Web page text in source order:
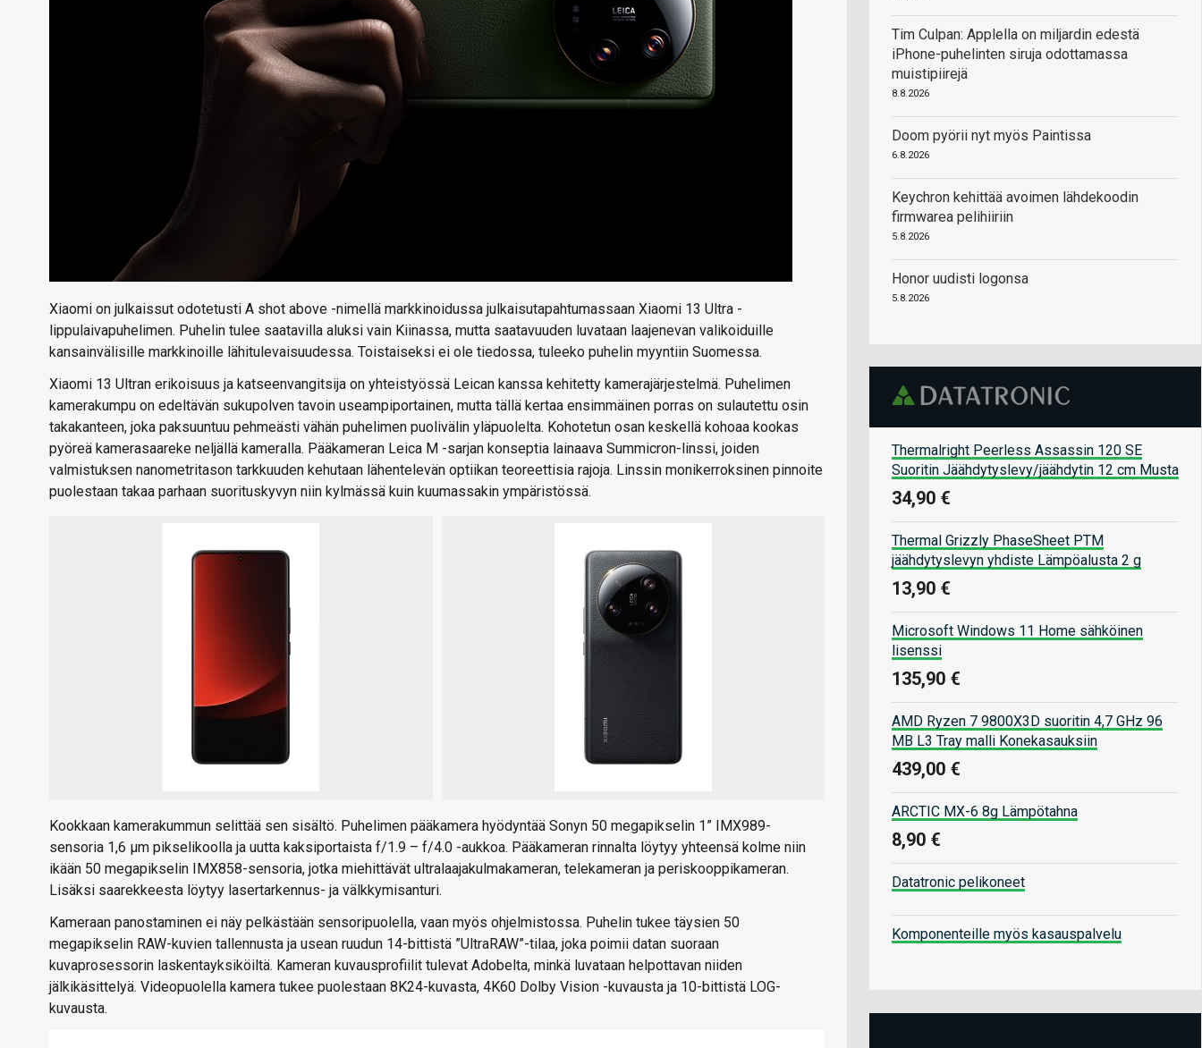
Xiaomi on julkaissut odotetusti A shot above -nimellä markkinoidussa julkaisutapahtumassaan Xiaomi 13 Ultra -
lippulaivapuhelimen. Puhelin tulee saatavilla aluksi vain Kiinassa, mutta saatavuuden luvataan laajenevan valikoiduille
kansainvälisille markkinoille lähitulevaisuudessa. Toistaiseksi ei ole tiedossa, tuleeko puhelin myyntiin Suomessa.
Xiaomi 13 Ultran erikoisuus ja katseenvangitsija on yhteistyössä Leican kanssa kehitetty kamerajärjestelmä. Puhelimen
kamerakumpu on edeltävän sukupolven tavoin useampiportainen, mutta tällä kertaa ensimmäinen porras on sulautettu osin
takakanteen, joka paksuuntuu pehmeästi vähän puhelimen puolivälin yläpuolelta. Kohotetun osan keskellä kohoaa kookas
pyöreä kamerasaareke neljällä kameralla. Pääkameran Leica M -sarjan konseptia lainaava Summicron-linssi, joiden
valmistuksen nanometritason tarkkuuden kehutaan lähentelevän optiikan teoreettisia rajoja. Linssin monikerroksinen pinnoite
puolestaan takaa parhaan suorituskyvyn niin kylmässä kuin kuumassakin ympäristössä.
Kookkaan kamerakummun selittää sen sisältö. Puhelimen pääkamera hyödyntää Sonyn 50 megapikselin 1” IMX989-
sensoria 1,6 µm pikselikoolla ja uutta kaksiportaista f/1.9 – f/4.0 -aukkoa. Pääkameran rinnalta löytyy yhteensä kolme niin
ikään 50 megapikselin IMX858-sensoria, jotka miehittävät ultralaajakulmakameran, telekameran ja periskooppikameran.
Lisäksi saarekkeesta löytyy lasertarkennus- ja välkkymisanturi.
Kameraan panostaminen ei näy pelkästään sensoripuolella, vaan myös ohjelmistossa. Puhelin tukee täysien 50
megapikselin RAW-kuvien tallennusta ja usean ruudun 14-bittistä ”UltraRAW”-tilaa, joka poimii datan suoraan
kuvaprosessorin laskentayksiköiltä. Kameran kuvausprofiilit tulevat Adobelta, minkä luvataan helpottavan niiden
jälkikäsittelyä. Videopuolella kamera tukee puolestaan 8K24-kuvasta, 4K60 Dolby Vision -kuvausta ja 10-bittistä LOG-
kuvausta.
Tim Culpan: Applella on miljardin edestä
iPhone-puhelinten siruja odottamassa
muistipiirejä
8.8.2026
Doom pyörii nyt myös Paintissa
6.8.2026
Keychron kehittää avoimen lähdekoodin
firmwarea pelihiiriin
5.8.2026
Honor uudisti logonsa
5.8.2026
Thermalright Peerless Assassin 120 SE
Suoritin Jäähdytyslevy/jäähdytin 12 cm Musta
34,90 €
Thermal Grizzly PhaseSheet PTM
jäähdytyslevyn yhdiste Lämpöalusta 2 g
13,90 €
Microsoft Windows 11 Home sähköinen
lisenssi
135,90 €
AMD Ryzen 7 9800X3D suoritin 4,7 GHz 96
MB L3 Tray malli Konekasauksiin
439,00 €
ARCTIC MX-6 8g Lämpötahna
8,90 €
Datatronic pelikoneet
Komponenteille myös kasauspalvelu